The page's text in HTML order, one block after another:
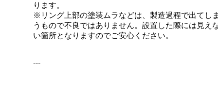
ります。
※リング上部の塗装ムラなどは、製造過程で出てし
うもので不良ではありません。設置した際には見え
い箇所となりますのでご安心ください。
---